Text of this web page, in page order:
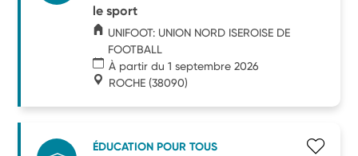
le sport
UNIFOOT: UNION NORD ISEROISE DE
FOOTBALL
À partir du 1 septembre 2026
ROCHE (38090)
ÉDUCATION POUR TOUS